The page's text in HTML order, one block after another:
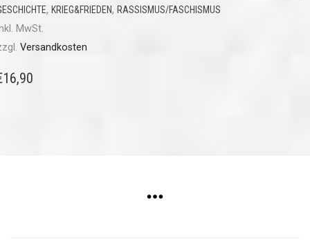
, KRIEG&FRIEDEN, RASSISMUS/FASCHISMUS
MwSt.
Versandkosten
16,90